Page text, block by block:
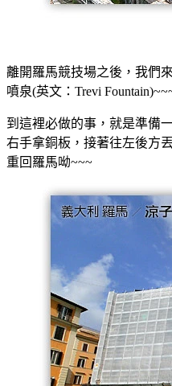
離開羅馬競技場之後，我們
噴泉(英文：Trevi
到這裡必做的事，就是準備
右手拿銅板，接著往左後方
重回羅馬呦~~~